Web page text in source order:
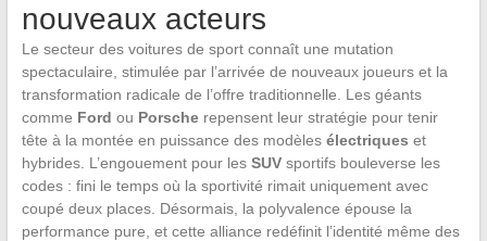
nouveaux acteurs
Le secteur des voitures de sport connaît une mutation
spectaculaire, stimulée par l’arrivée de nouveaux joueurs et la
transformation radicale de l’offre traditionnelle. Les géants
comme Ford ou Porscherepensent leur stratégie pour tenir
tête à la montée en puissance des modèles électriques et
hybrides. L’engouement pour les SUVsportifs bouleverse les
codes : fini le temps où la sportivité rimait uniquement avec
coupé deux places. Désormais, la polyvalence épouse la
performance pure, et cette alliance redéfinit l’identité même des